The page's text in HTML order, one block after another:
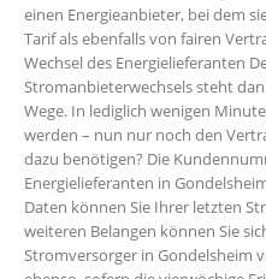
einen Energieanbieter, bei dem
Tarif als ebenfalls von fairen
Wechsel des Energielieferanten
Stromanbieterwechsels steht
Wege. In lediglich wenigen
werden – nun nur noch den
dazu benötigen? Die
Energielieferanten in
Daten können Sie Ihrer letzten
weiteren Belangen können Sie
Stromversorger in Gondelsheim